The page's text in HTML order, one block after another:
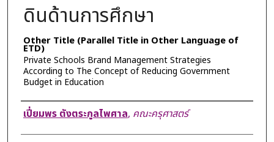
ดินด้านการศึกษา
Other Title (Parallel Title in Other Language of
ETD)
Private Schools Brand Management Strategies
According to The Concept of Reducing Government
Budget in Education
Author
เปี่ยมพร ตังตระกูลไพศาล, คณะครุศาสตร์